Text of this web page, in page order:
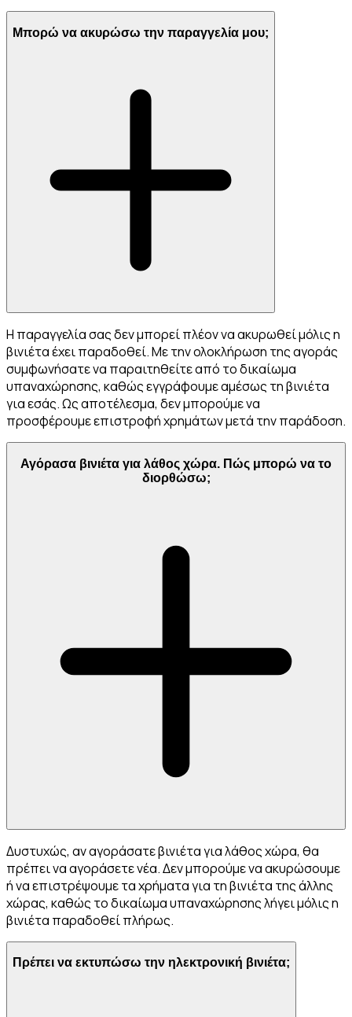
Μπορώ να ακυρώσω την παραγγελία μου;
Η παραγγελία σας δεν μπορεί πλέον να ακυρωθεί μόλις η
βινιέτα έχει παραδοθεί. Με την ολοκλήρωση της αγοράς
συμφωνήσατε να παραιτηθείτε από το δικαίωμα
υπαναχώρησης, καθώς εγγράφουμε αμέσως τη βινιέτα
για εσάς. Ως αποτέλεσμα, δεν μπορούμε να
προσφέρουμε επιστροφή χρημάτων μετά την παράδοση.
Αγόρασα βινιέτα για λάθος χώρα. Πώς μπορώ να το
διορθώσω;
Δυστυχώς, αν αγοράσατε βινιέτα για λάθος χώρα, θα
πρέπει να αγοράσετε νέα. Δεν μπορούμε να ακυρώσουμε
ή να επιστρέψουμε τα χρήματα για τη βινιέτα της άλλης
χώρας, καθώς το δικαίωμα υπαναχώρησης λήγει μόλις η
βινιέτα παραδοθεί πλήρως.
Πρέπει να εκτυπώσω την ηλεκτρονική βινιέτα;